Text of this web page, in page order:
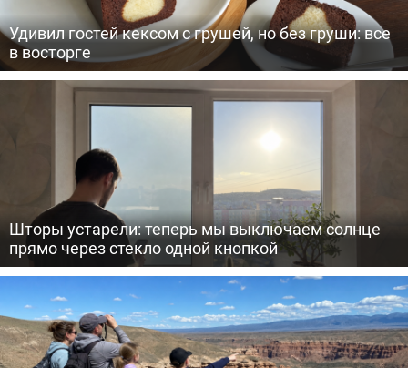
Удивил гостей кексом с грушей, но без груши: все
в восторге
Шторы устарели: теперь мы выключаем солнце
прямо через стекло одной кнопкой